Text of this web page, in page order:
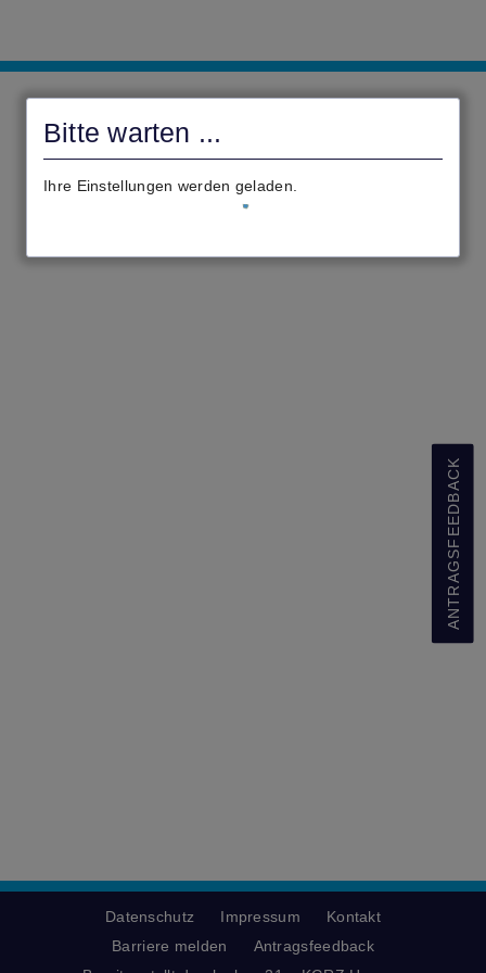
Bitte warten ...
Ihre Einstellungen werden geladen.
Anträge
ANTRAGSFEEDBACK
Datenschutz Impressum
Kontakt
Barriere melden
Antragsfeedback